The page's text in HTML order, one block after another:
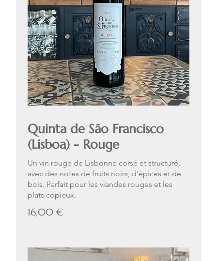
Quinta de São Francisco
(Lisboa) - Rouge
Un vin rouge de Lisbonne corsé et structuré,
avec des notes de fruits noirs, d'épices et de
bois. Parfait pour les viandes rouges et les
plats copieux.
16,00 €